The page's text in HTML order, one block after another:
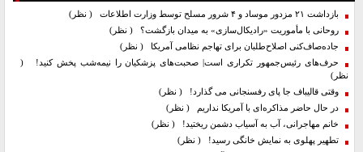
بازداشت ۲۱ مزدور موساد و ۴ شرور مسلح توسط وزارت اطلاعات
( نظر)
روحانی با مأموریت «رادیکال‌سازی» به میدان بازگشت؟ ( نظر)
جاده‌صاف‌کنی اصلاح‌طلبان برای تهاجم نظامی آمریکا
( نظر)
حرف‌های رئیس‌جمهور تکراری است| صحبت‌های پزشکیان را نیمه‌شب پخش کنید!
(
نظر)
وقتی قالیباف جا پای رفسنجانی می گذارد! ( نظر)
در حال حاضر مذاکره‌ای با آمریکا نداریم
( نظر)
خانم مهاجرانی، آب به آسیاب دشمن ریختید! ( نظر)
تطهیر پهلوی به نمایش خانگی رسید! ( نظر)